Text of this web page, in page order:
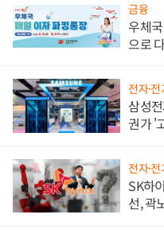
금융
우체
으로
전자·
삼성
권가 '
전자·
SK하
선, 곽